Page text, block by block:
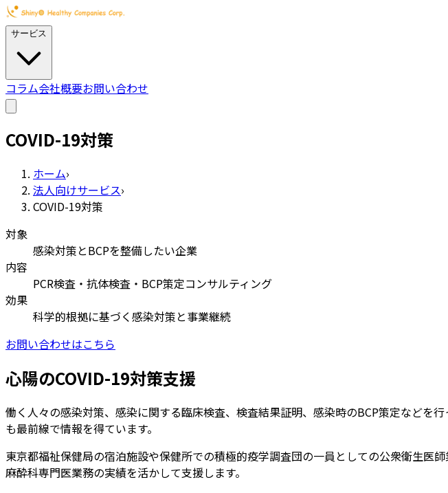
サービス
コラム会社概要お問い合わせ
COVID-19対策
ホーム›
法人向けサービス›
COVID-19対策
対象
感染対策とBCPを整備したい企業
内容
PCR検査・抗体検査・BCP策定コンサルティング
効果
科学的根拠に基づく感染対策と事業継続
お問い合わせはこちら
心陽のCOVID-19対策支援
働く人々の感染対策、感染に関する臨床検査、検査結果証明、感染時のBCP策定などを
も最前線で情報を得ています。
東京都福祉保健局の宿泊施設や保健所での積極的疫学調査団の一員としての公衆衛生医
麻酔科専門医業務の実績を活かして支援します。